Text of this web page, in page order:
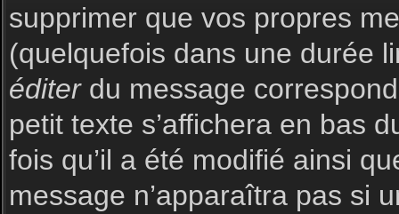
supprimer que vos propres
(quelquefois dans une durée
éditerdu message
petit texte s’affichera en bas
fois qu’il a été modifié ainsi
message n’apparaîtra pas si